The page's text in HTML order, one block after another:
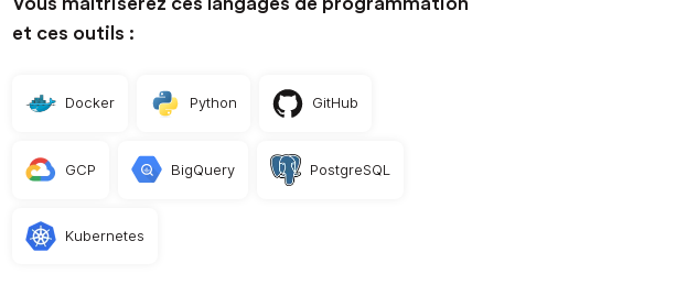
et ces outils :
Docker Python GitHub
GCP BigQuery PostgreSQL
Kubernetes